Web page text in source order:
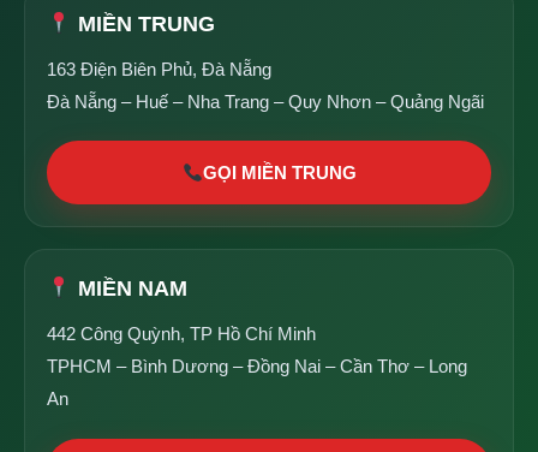
MIỀN TRUNG
163 Điện Biên Phủ, Đà Nẵng
Đà Nẵng – Huế – Nha Trang – Quy Nhơn – Quảng Ngãi
GỌI MIỀN TRUNG
MIỀN NAM
442 Công Quỳnh, TP Hồ Chí Minh
TPHCM – Bình Dương – Đồng Nai – Cần Thơ – Long
An